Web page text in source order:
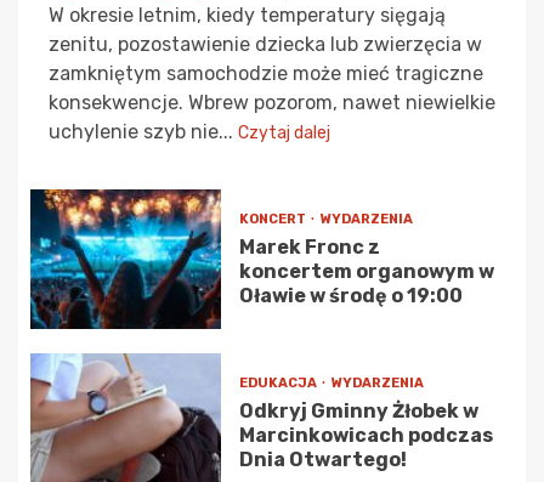
W okresie letnim, kiedy temperatury sięgają
zenitu, pozostawienie dziecka lub zwierzęcia w
zamkniętym samochodzie może mieć tragiczne
konsekwencje. Wbrew pozorom, nawet niewielkie
uchylenie szyb nie... Czytaj dalej
KONCERT WYDARZENIA
Marek Fronc z
koncertem organowym w
Oławie w środę o 19:00
EDUKACJA WYDARZENIA
Odkryj Gminny Żłobek w
Marcinkowicach podczas
Dnia Otwartego!